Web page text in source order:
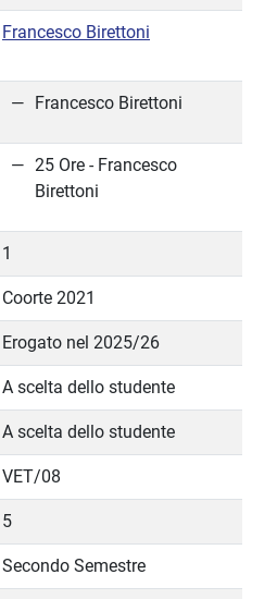
Francesco Birettoni
Francesco Birettoni
25 Ore - Francesco
Birettoni
1
Coorte 2021
Erogato nel 2025/26
A scelta dello studente
A scelta dello studente
VET/08
5
Secondo Semestre